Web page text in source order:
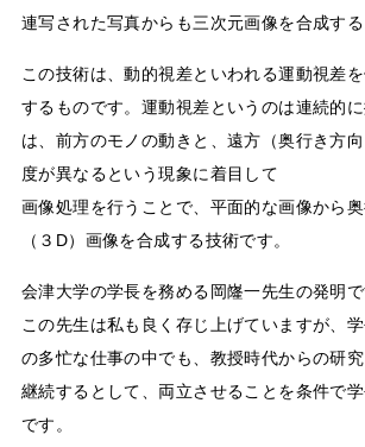
連写された写真からも三次元画像を合成する
この技術は、動的視差といわれる運動視差
するものです。運動視差というのは連続的
は、前方のモノの動きと、遠方（奥行き方
度が異なるという現象に着目して
画像処理を行うことで、平面的な画像から
（３D）画像を合成する技術です。
会津大学の学長を務める岡嶐一先生の発明で
この先生は私も良く存じ上げていますが、
の多忙な仕事の中でも、教授時代からの研
継続するとして、両立させることを条件で
です。